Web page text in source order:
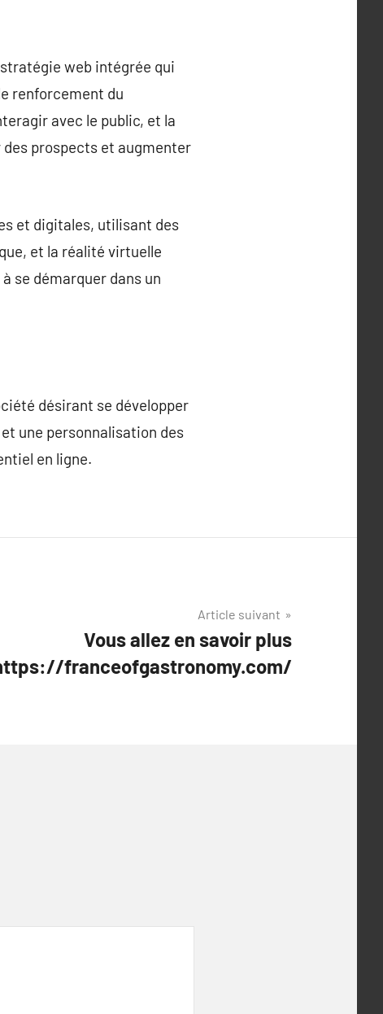
web intégrée qui
renforcement du
avec le public, et la
prospects et augmenter
et digitales, utilisant des
et la réalité virtuelle
se démarquer dans un
désirant se développer
une personnalisation des
en ligne.
Article suivant
Vous allez en savoir plus
franceofgastronomy.com/